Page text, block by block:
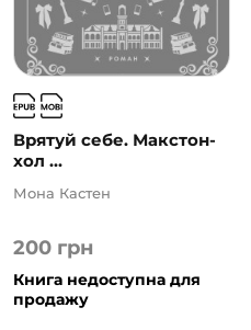
Врятуй себе. Макстон-
хол ...
200 грн
Мона Кастен
Книга недоступна для
продажу